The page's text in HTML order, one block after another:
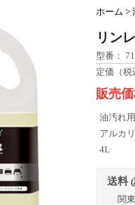
ホーム
リン
型番：
定価（税
販売
油汚れ用
アルカ
4L
送料
関